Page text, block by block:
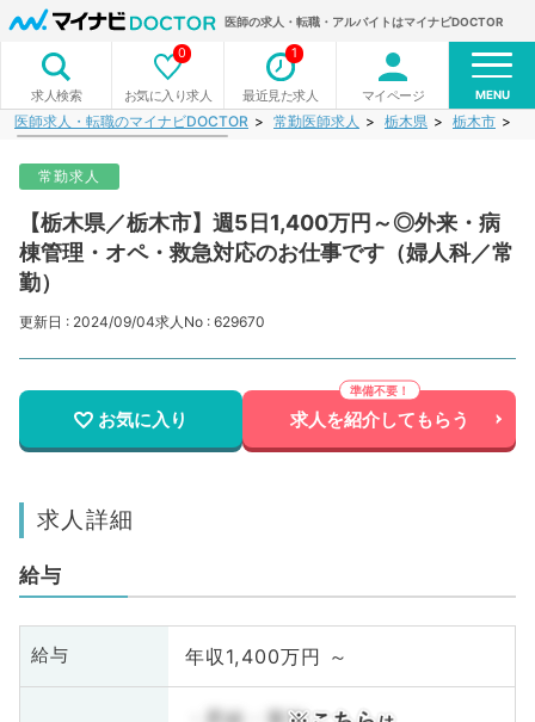
医師の求人・転職・アルバイトはマイナビDOCTOR
求人検索 お気に入り求人
0
最近見た求人
1
マイページ MENU
医師求人・転職のマイナビDOCTOR 常勤医師求人 栃木県 栃木市
常勤求人
【栃木県／栃木市】週5日1,400万円～◎外来・病
棟管理・オペ・救急対応のお仕事です（婦人科／常
勤）
更新日 : 2024/09/04求人No : 629670
お気に入り 求人を紹介してもらう
求人詳細
給与
給与 年収1,400万円 ～